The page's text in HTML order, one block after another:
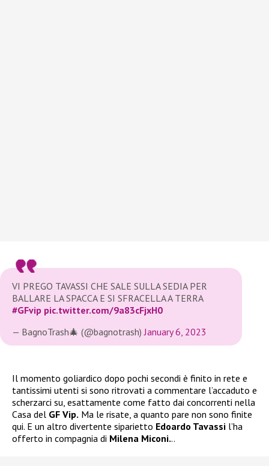
VI PREGO TAVASSI CHE SALE SULLA SEDIA PER
BALLARE LA SPACCA E SI SFRACELLA A TERRA
#GFvip pic.twitter.com/9a83cFjxH0
— BagnoTrash🎄 (@bagnotrash)January 6, 2023
Il momento goliardico dopo pochi secondi è finito in rete e
tantissimi utenti si sono ritrovati a commentare l’accaduto e
scherzarci su, esattamente come fatto dai concorrenti nella
Casa del GF Vip. Ma le risate, a quanto pare non sono finite
qui. E un altro divertente siparietto Edoardo Tavassi l’ha
offerto in compagnia di Milena Miconi...